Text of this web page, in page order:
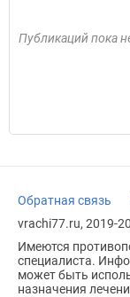
Публикаций пока
Обратная связь
vrachi77.ru, 2019-
Имеются
специалиста.
может быть
назначения